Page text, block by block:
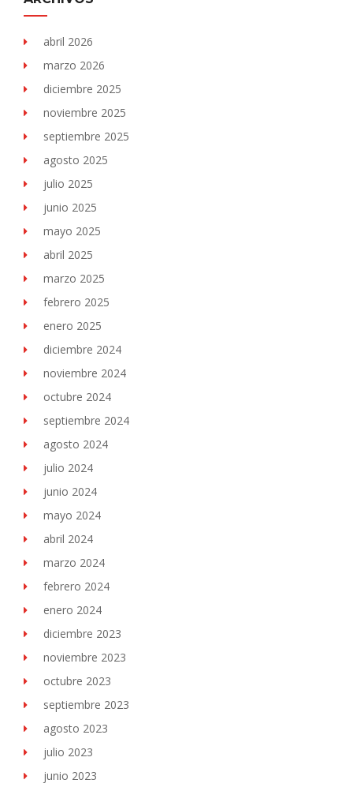
abril 2026
marzo 2026
diciembre 2025
noviembre 2025
septiembre 2025
agosto 2025
julio 2025
junio 2025
mayo 2025
abril 2025
marzo 2025
febrero 2025
enero 2025
diciembre 2024
noviembre 2024
octubre 2024
septiembre 2024
agosto 2024
julio 2024
junio 2024
mayo 2024
abril 2024
marzo 2024
febrero 2024
enero 2024
diciembre 2023
noviembre 2023
octubre 2023
septiembre 2023
agosto 2023
julio 2023
junio 2023